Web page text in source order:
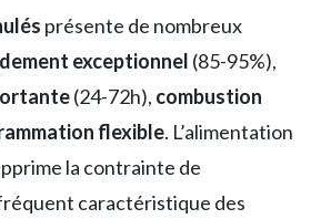
présente de nombreux
exceptionnel (85-95%),
(24-72h), combustion
flexible. L’alimentation
la contrainte de
caractéristique des